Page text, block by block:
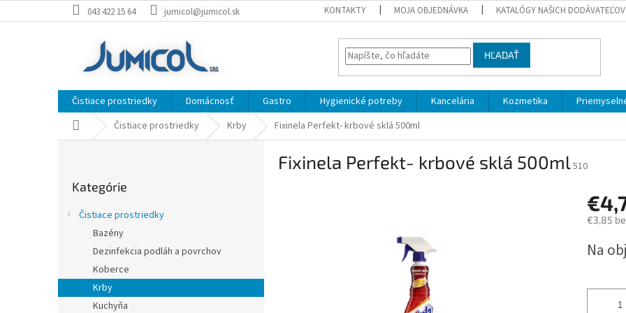
na
043 422 15 64 jumicol@jumicol.sk KONTAKTY MOJA OBJEDNÁVKA KATALÓGY NAŠICH DODÁVATEĽOV
HĽADAŤ
Čistiace prostriedky Domácnosť Gastro Hygienické potreby Kancelária Kozmetika
Domov Čistiace prostriedky Krby Fixinela Perfekt- krbové sklá 500ml
kategórie
Kategórie
Čistiace prostriedky
Bazény
Dezinfekcia podláh a povrchov
Koberce
Krby
Kuchyňa
Fixinela Perfekt- krbové sklá 500ml510
€3,85
cena:
Na